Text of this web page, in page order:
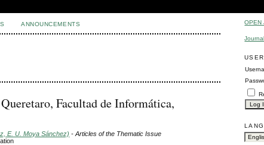
OPEN
USER
ANNOUNCEMENTS
Facultad de Informática,
E. U. Moya Sánchez) - Articles of the Thematic Issue